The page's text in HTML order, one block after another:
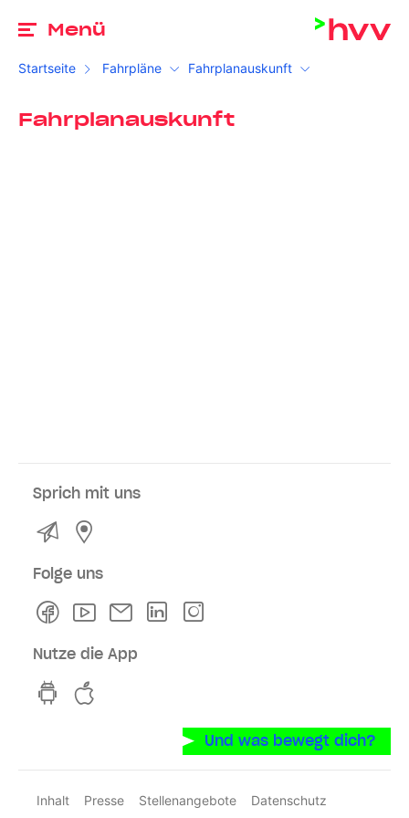
Menü
Startseite Fahrpläne Fahrplanauskunft
Fahrplanauskunft
Sprich mit uns
Kontakt
Folge uns
FacebookYoutubeNewsletterLinkedln
Nutze die App
hvv switch App auf GooglePlay
Und was bewegt dich?
Inhalt Presse Stellenangebote
Datenschutz